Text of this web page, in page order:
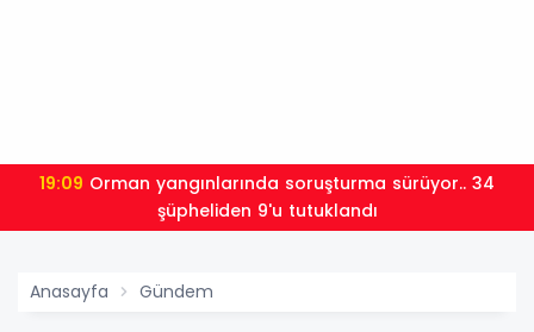
19:09
şüpheliden 9'u tutuklandı
Anasayfa Gündem